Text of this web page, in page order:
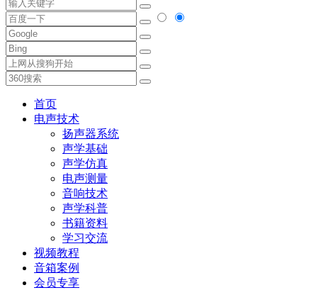
首页
电声技术
扬声器系统
声学基础
声学仿真
电声测量
音响技术
声学科普
书籍资料
学习交流
视频教程
音箱案例
会员专享